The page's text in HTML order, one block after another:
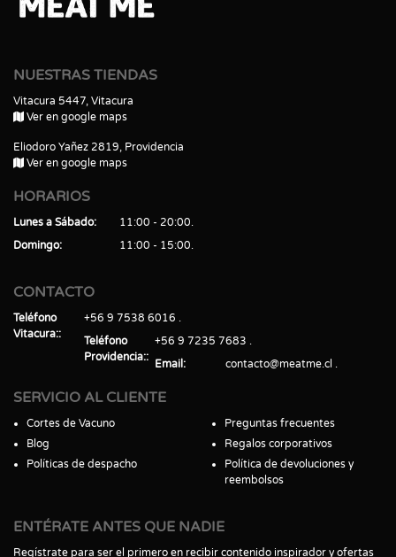
NUESTRAS TIENDAS
Vitacura 5447, Vitacura
Ver en google maps
Eliodoro Yañez 2819, Providencia
Ver en google maps
HORARIOS
Lunes a Sábado
11:00 - 20:00
Domingo
11:00 - 15:00
CONTACTO
Teléfono
Vitacura:
+56 9 7538 6016
Teléfono
Providencia:
+56 9 7235 7683
Email
contacto@meatme.cl
SERVICIO AL CLIENTE
Cortes de Vacuno
Blog
Políticas de despacho
Preguntas frecuentes
Regalos corporativos
Política de devoluciones y
reembolsos
ENTÉRATE ANTES QUE NADIE
Regístrate para ser el primero en recibir contenido inspirador y ofertas